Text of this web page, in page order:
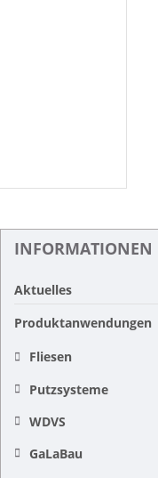
INFORMATIONEN
Aktuelles
Produktanwendungen
Fliesen
Putzsysteme
WDVS
GaLaBau